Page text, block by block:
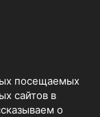
посещаемых
сайтов в
о